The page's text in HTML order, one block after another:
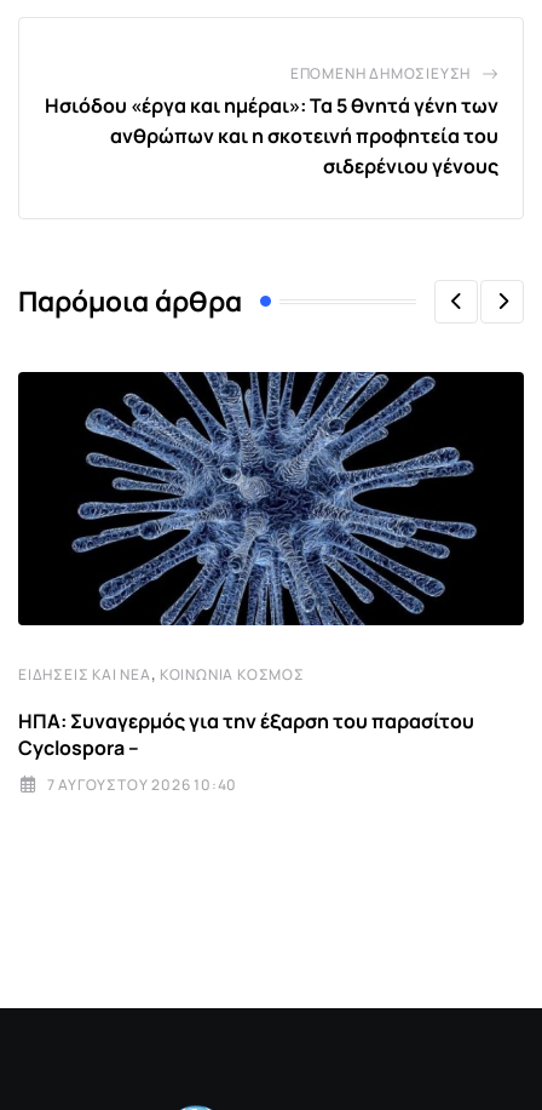
ΕΠΌΜΕΝΗ ΔΗΜΟΣΊΕΥΣΗ
Ησιόδου «έργα και ημέραι»: Τα 5 θνητά γένη των
ανθρώπων και η σκοτεινή προφητεία του
σιδερένιου γένους
Παρόμοια άρθρα
ΕΙΔΉΣΕΙΣ ΚΑΙ ΝΈΑ, ΚΟΙΝΩΝΊΑ ΚΌΣΜΟΣ
ΗΠΑ: Συναγερμός για την έξαρση του παρασίτου
Cyclospora –
7 ΑΥΓΟΎΣΤΟΥ 2026 10:40